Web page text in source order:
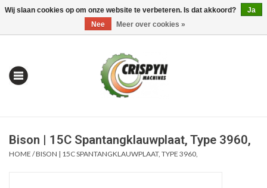
0 Artikelen - €0,00 Mijn account / Registreren
Bison | 15C Spantangklauwplaat, Type 3960,
HOME /BISON | 15C SPANTANGKLAUWPLAAT, TYPE 3960,
Wij slaan cookies op om onze website te verbeteren. Is dat akkoord?
Ja
Nee
Meer over cookies »